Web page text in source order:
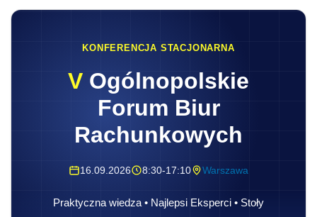
KONFERENCJA STACJONARNA
V Ogólnopolskie
Forum Biur
Rachunkowych
16.09.2026 8:30-17:10 Warszawa
Praktyczna wiedza • Najlepsi Eksperci • Stoły